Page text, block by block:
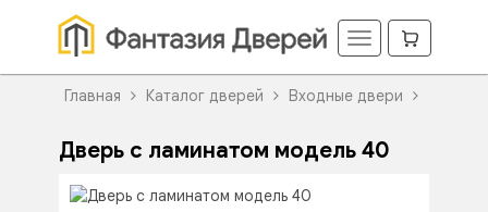
Главная Каталог дверей Входные двери
Дверь с ламинатом модель 40